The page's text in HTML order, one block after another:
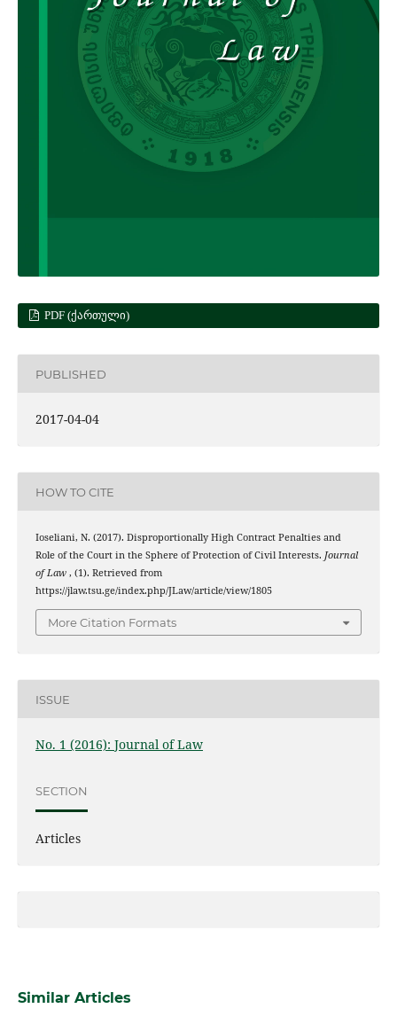
PDF (ᲥᲐᲠᲗᲣᲚᲘ)
PUBLISHED
2017-04-04
HOW TO CITE
Ioseliani, N. (2017). Disproportionally High Contract Penalties and
Role of the Court in the Sphere of Protection of Civil Interests. Journal
of Law , (1). Retrieved from
https://jlaw.tsu.ge/index.php/JLaw/article/view/1805
More Citation Formats
ISSUE
No. 1 (2016): Journal of Law
SECTION
Articles
Similar Articles